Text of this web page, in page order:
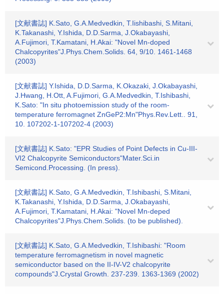
[文献書誌] K.Sato, G.A.Medvedkin, T.Iishibashi, S.Mitani,
K.Takanashi, Y.Ishida, D.D.Sarma, J.Okabayashi,
A.Fujimori, T.Kamatani, H.Akai: "Novel Mn-doped
Chalcopyrites"J.Phys.Chem.Solids. 64, 9/10. 1461-1468
(2003)
[文献書誌] Y.Ishida, D.D.Sarma, K.Okazaki, J.Okabayashi,
J.Hwang, H.Ott, A.Fujimori, G.A.Medvedkin, T.Ishibashi,
K.Sato: "In situ photoemission study of the room-
temperature ferromagnet ZnGeP2:Mn"Phys.Rev.Lett.. 91,
10. 107202-1-107202-4 (2003)
[文献書誌] K.Sato: "EPR Studies of Point Defects in Cu-III-
VI2 Chalcopyrite Semiconductors"Mater.Sci.in
Semicond.Processing. (In press).
[文献書誌] K.Sato, G.A.Medvedkin, T.Ishibashi, S.Mitani,
K.Takanashi, Y.Ishida, D.D.Sarma, J.Okabayashi,
A.Fujimori, T.Kamatani, H.Akai: "Novel Mn-deped
Chalcopyrites"J.Phys.Chem.Solids. (to be published).
[文献書誌] K.Sato, G.A.Medvedkin, T.Ishibashi: "Room
temperature ferromagnetism in novel magnetic
semiconductor based on the II-IV-V2 chalcopyrite
compounds"J.Crystal Growth. 237-239. 1363-1369 (2002)